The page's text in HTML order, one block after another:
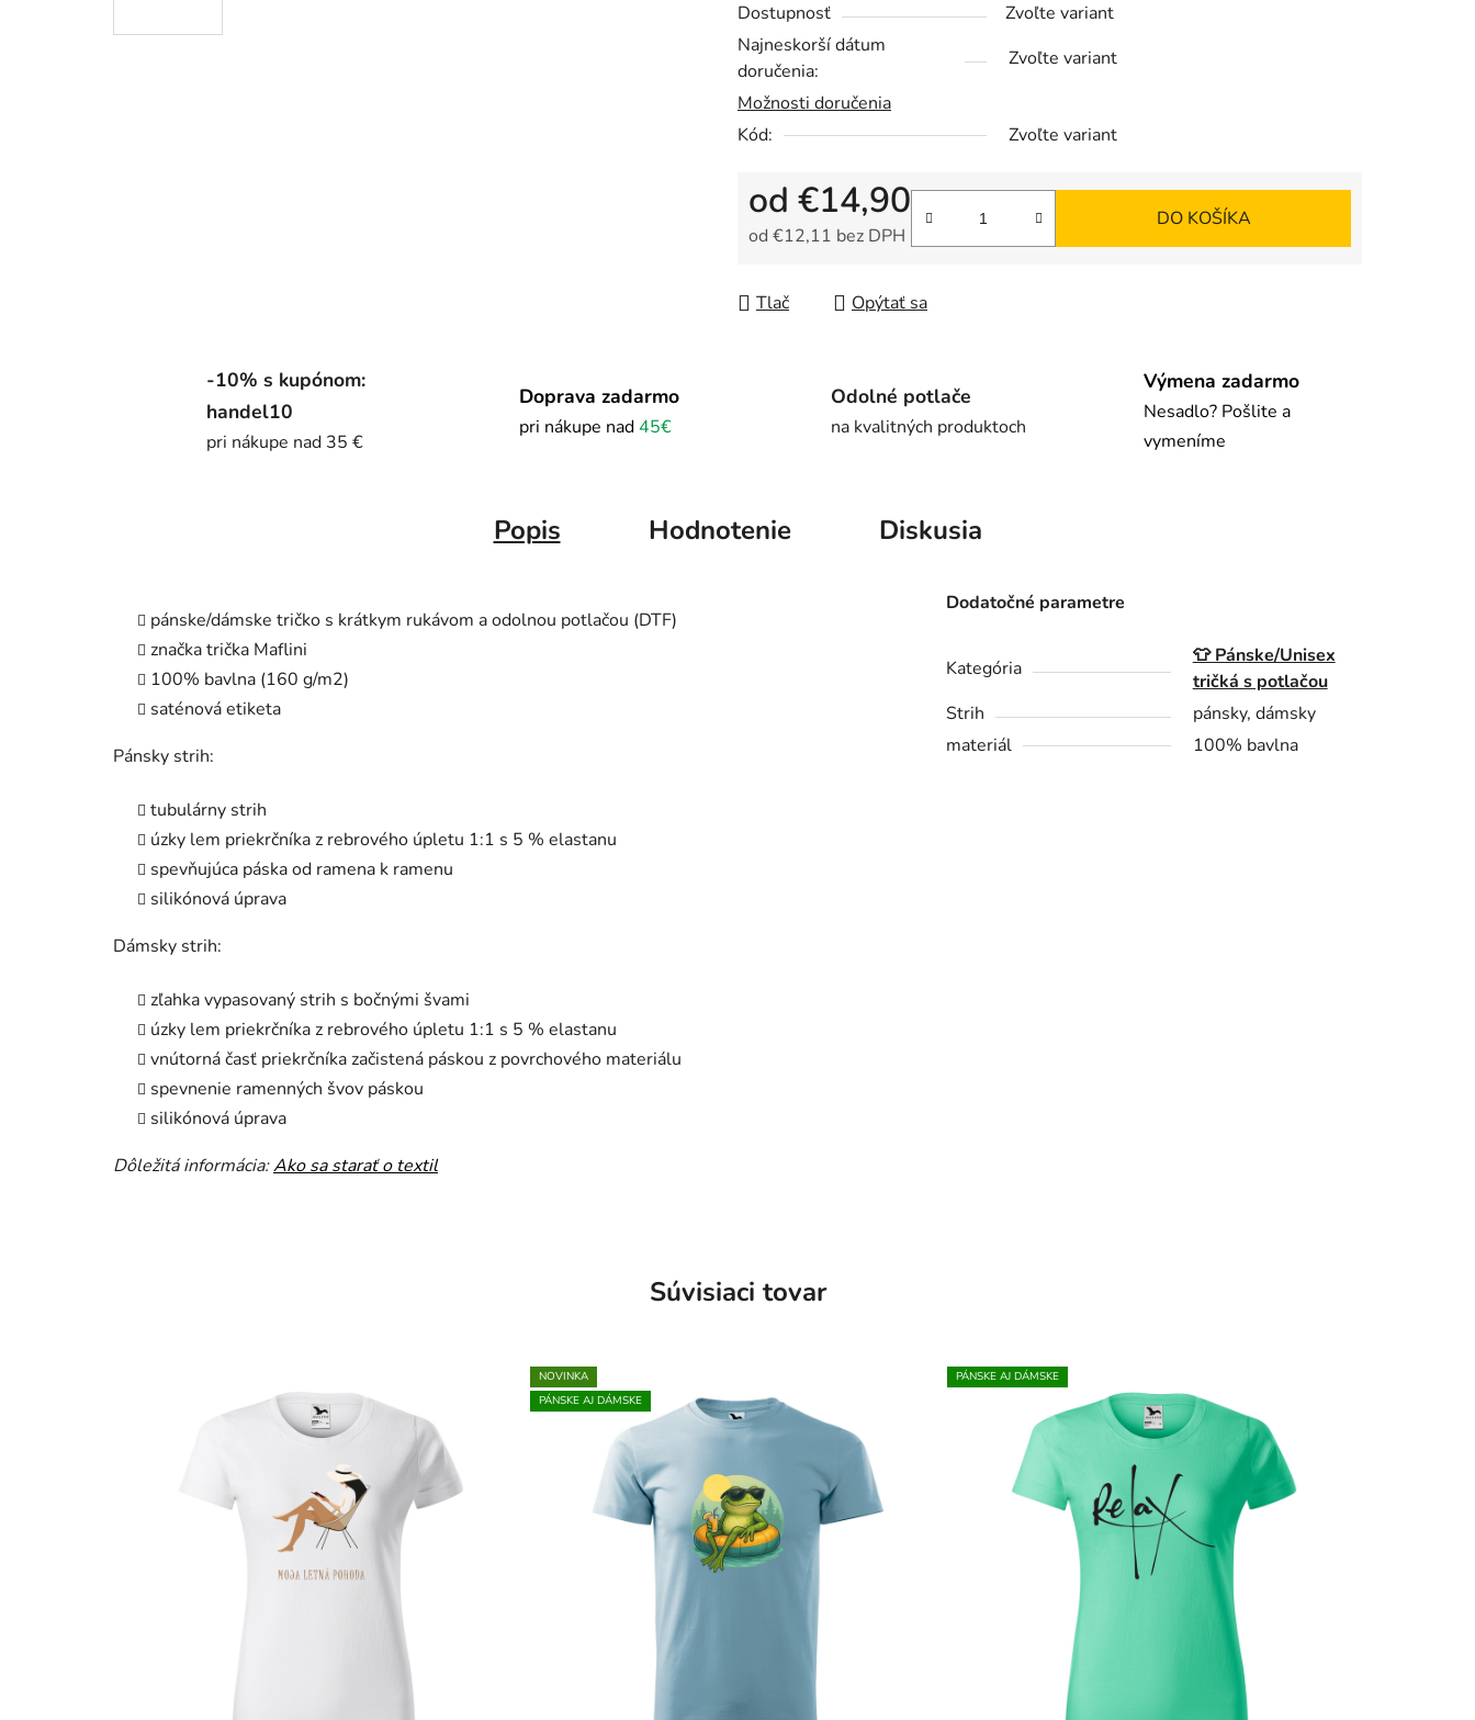
Dostupnosť
Zvoľte variant
Najneskorší dátum
doručenia:
Zvoľte variant
Možnosti doručenia
Kód:
Zvoľte variant
od €14,90
od €12,11 bez DPH
DO KOŠÍKA
Tlač Opýtať sa
-10% s kupónom:
handel10
pri nákupe nad 35 €
Doprava zadarmo
pri nákupe nad45€
Odolné potlače
na kvalitných produktoch
Výmena zadarmo
Nesadlo? Pošlite a
vymeníme
Popis Hodnotenie Diskusia
pánske/dámske tričko s krátkym rukávom a odolnou potlačou (DTF)
značka trička Maflini
100% bavlna (160 g/m2)
saténová etiketa
Pánsky strih:
tubulárny strih
úzky lem priekrčníka z rebrového úpletu 1:1 s 5 % elastanu
spevňujúca páska od ramena k ramenu
silikónová úprava
Dámsky strih:
zľahka vypasovaný strih s bočnými švami
úzky lem priekrčníka z rebrového úpletu 1:1 s 5 % elastanu
vnútorná časť priekrčníka začistená páskou z povrchového materiálu
spevnenie ramenných švov páskou
silikónová úprava
Dôležitá informácia:Ako sa starať o textil
Dodatočné parametre
Kategória
👕 Pánske/Unisex
tričká s potlačou
Strih
pánsky, dámsky
materiál
100% bavlna
Súvisiaci tovar
NOVINKA
PÁNSKE AJ DÁMSKE
PÁNSKE AJ DÁMSKE